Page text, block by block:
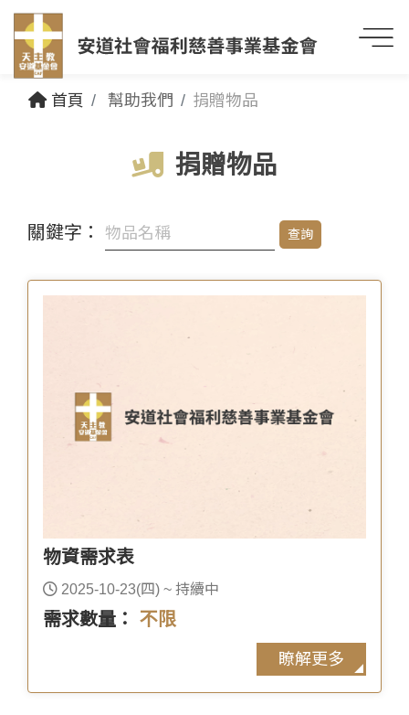
首頁 幫助我們 捐贈物品
捐贈物品
關鍵字： 查詢
物資需求表
2025-10-23(四) ~ 持續中
需求數量： 不限
瞭解更多